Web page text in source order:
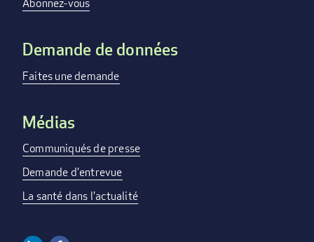
Abonnez-vous
Demande de données
Faites une demande
Médias
Communiqués de presse
Demande d'entrevue
La santé dans l'actualité